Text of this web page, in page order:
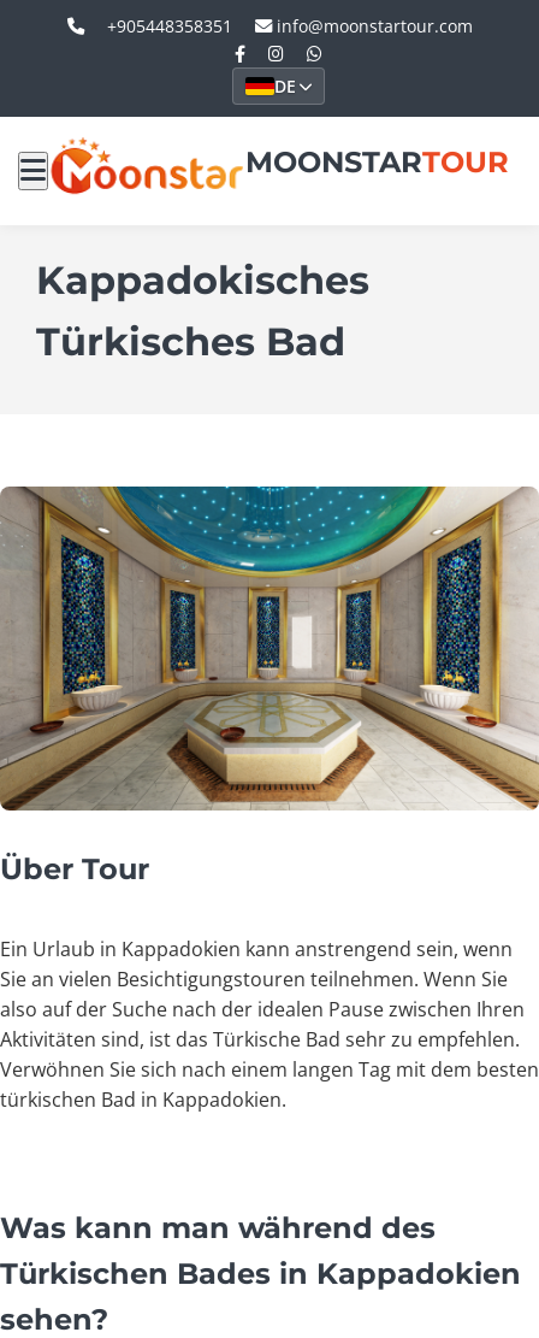
+905448358351 info@moonstartour.com
DE
MOONSTARTOUR
Kappadokisches
Türkisches Bad
Über Tour
Ein Urlaub in Kappadokien kann anstrengend sein, wenn
Sie an vielen Besichtigungstouren teilnehmen. Wenn Sie
also auf der Suche nach der idealen Pause zwischen Ihren
Aktivitäten sind, ist das Türkische Bad sehr zu empfehlen.
Verwöhnen Sie sich nach einem langen Tag mit dem besten
türkischen Bad in Kappadokien.
Was kann man während des
Türkischen Bades in Kappadokien
sehen?